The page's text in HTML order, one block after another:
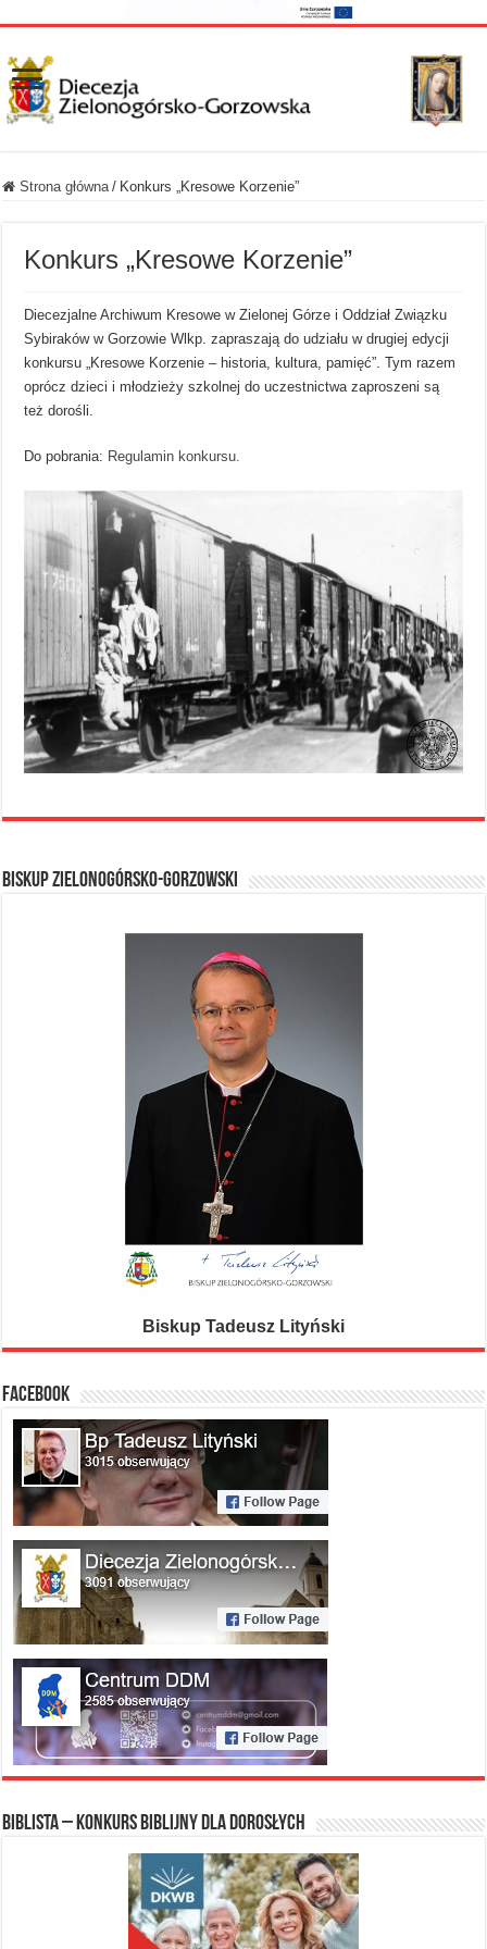
Strona główna / Konkurs „Kresowe Korzenie”
Konkurs „Kresowe Korzenie”
Diecezjalne Archiwum Kresowe w Zielonej Górze i Oddział Związku
Sybiraków w Gorzowie Wlkp. zapraszają do udziału w drugiej edycji
konkursu „Kresowe Korzenie – historia, kultura, pamięć”. Tym razem
oprócz dzieci i młodzieży szkolnej do uczestnictwa zaproszeni są
też dorośli.
Do pobrania: Regulamin konkursu.
BISKUP ZIELONOGÓRSKO-GORZOWSKI
Biskup Tadeusz Lityński
FACEBOOK
Biblista – konkurs biblijny dla dorosłych